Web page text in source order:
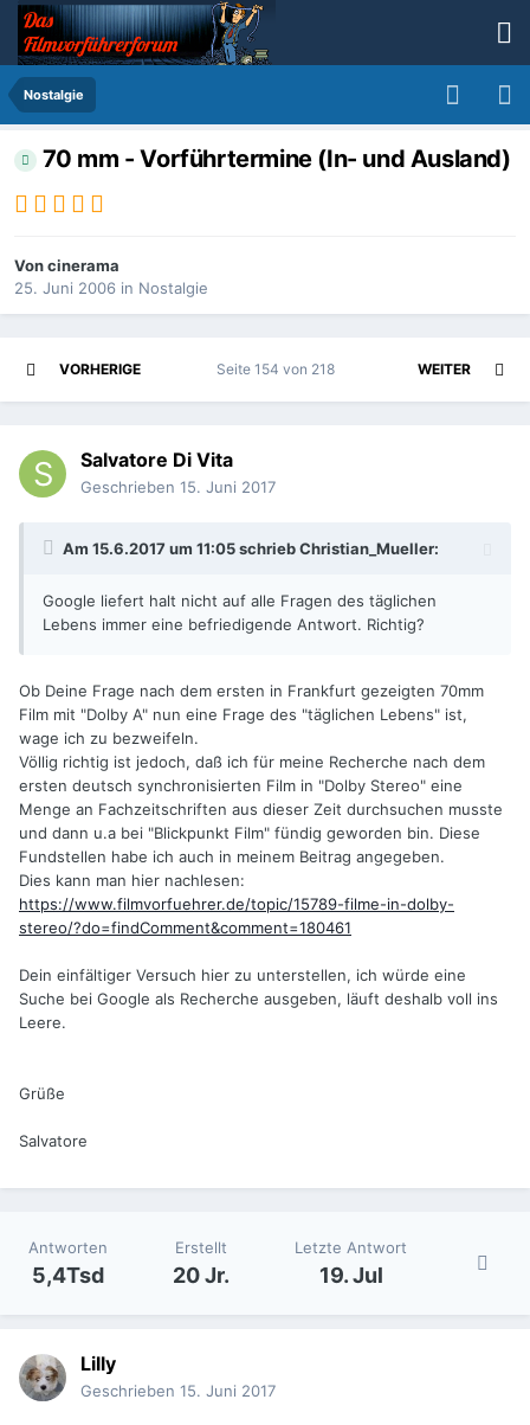
Nostalgie
70 mm - Vorführtermine (In- und Ausland)
Voncinerama
25. Juni 2006 in Nostalgie
VORHERIGE WEITER
Seite 154 von 218
Salvatore Di Vita
Geschrieben 15. Juni 2017
Am 15.6.2017 um 11:05 schriebChristian_Mueller:
Google liefert halt nicht auf alle Fragen des täglichen
Lebens immer eine befriedigende Antwort. Richtig?
Ob Deine Frage nach dem ersten in Frankfurt gezeigten 70mm
Film mit "Dolby A" nun eine Frage des "täglichen Lebens" ist,
wage ich zu bezweifeln.
Völlig richtig ist jedoch, daß ich für meine Recherche nach dem
ersten deutsch synchronisierten Film in "Dolby Stereo" eine
Menge an Fachzeitschriften aus dieser Zeit durchsuchen musste
und dann u.a bei "Blickpunkt Film" fündig geworden bin. Diese
Fundstellen habe ich auch in meinem Beitrag angegeben.
Dies kann man hier nachlesen:
https://www.filmvorfuehrer.de/topic/15789-filme-in-dolby-
stereo/?do=findComment&comment=180461
Dein einfältiger Versuch hier zu unterstellen, ich würde eine
Suche bei Google als Recherche ausgeben, läuft deshalb voll ins
Leere.
Grüße
Salvatore
Antworten
5,4Tsd
Erstellt
20 Jr.
Letzte Antwort
19. Jul
Lilly
Geschrieben 15. Juni 2017